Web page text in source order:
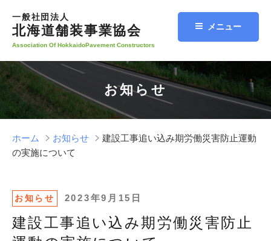
ツ
へ
ス
一般社団法人
北海道舗装事業協会
Association Of HokkaidoPavement Constructors
メニュー
お知らせ
ホーム お知らせ
建設工事追い込み期労働災害防止運動
の実施について
お知らせ
投
日:
2023年9月15日
建設工事追い込み期労働災害防止